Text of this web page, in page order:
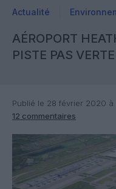
Actualité
AÉROPORT
PISTE PAS VERTE
Publié le 28 février 2020
12 commentaires